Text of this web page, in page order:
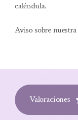
caléndula.
Aviso sobre nuestra
Valoraciones